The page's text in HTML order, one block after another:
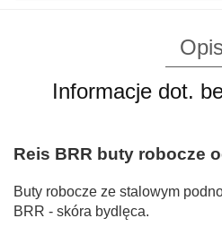
Opis
Informacje dot.
Reis BRR buty robocze
Buty robocze ze stalowym
BRR - skóra bydlęca.